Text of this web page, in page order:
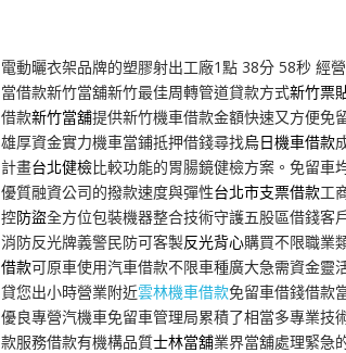
電動曬衣架品牌的塑膠射出工廠1點 38分 58秒 經
當借款新竹當舖新竹最佳周轉管道貸款方式新竹票
借款新竹當舖提供新竹機車借款金額快速又方便免
雄厚資金實力機車當鋪抵押借錢尋找烏日機車借款
計畫台北健檢比較功能的胃腸鏡健檢方案。免留車
優質融資公司的撥款速度與彈性台北市支票借款工
控防盜全方位包裝機器整合技術守護五股區借錢客
消防反光牌義警民防可客製反光背心購買不限職業
借款可原車使用汽車借款不限車種廣大急需資金靈
貸您出小時營業附近雲林機車借款免留車借錢借款
優良專營汽機車免留車管理局累積了相當多專業技
款服務借款有機構品質士林當舖業界當舖處理緊急